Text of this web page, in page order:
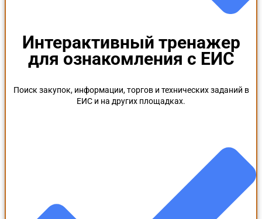
Интерактивный тренажер
для ознакомления с ЕИС
Поиск закупок, информации, торгов и технических заданий в
ЕИС и на других площадках.